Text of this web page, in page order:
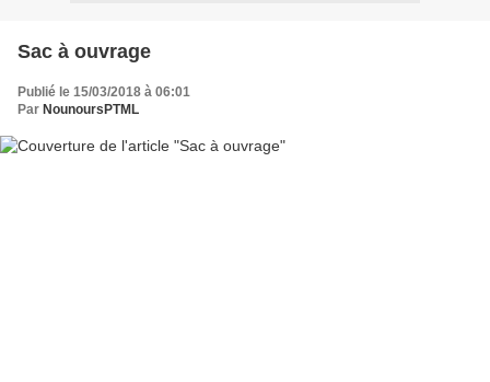
Sac à ouvrage
Publié le 15/03/2018 à 06:01
Par NounoursPTML